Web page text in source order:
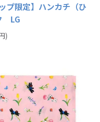
プ限定】ハンカチ（ひ
LG
)